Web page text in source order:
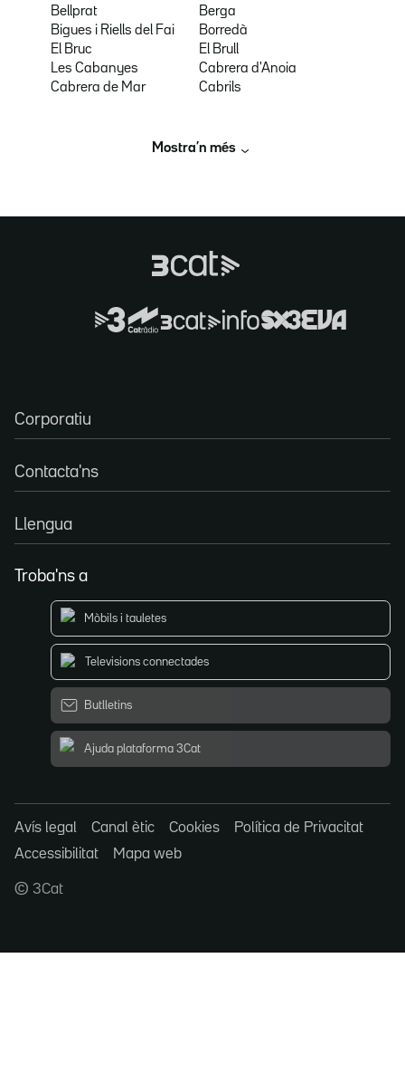
Bellprat
Berga
Bigues i Riells del Fai
Borredà
El Bruc
El Brull
Les Cabanyes
Cabrera d'Anoia
Cabrera de Mar
Cabrils
Mostra’n més
Corporatiu
Contacta'ns
Llengua
Troba'ns a
Mòbils i tauletes
Televisions connectades
Butlletins
Ajuda plataforma 3Cat
Avís legal Canal ètic Cookies
Política de Privacitat
Accessibilitat
Mapa web
© 3Cat